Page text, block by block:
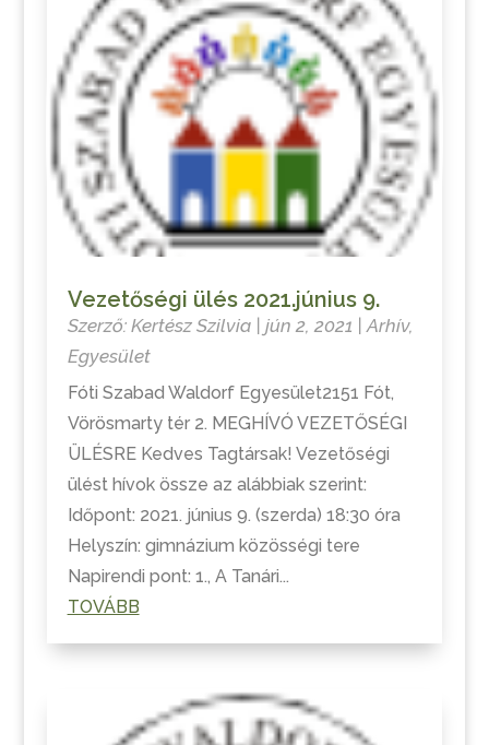
Vezetőségi ülés 2021.június 9.
Szerző: Kertész Szilvia| jún 2, 2021 |Arhív,
Egyesület
Fóti Szabad Waldorf Egyesület2151 Fót,
Vörösmarty tér 2. MEGHÍVÓ VEZETŐSÉGI
ÜLÉSRE Kedves Tagtársak! Vezetőségi
ülést hívok össze az alábbiak szerint:
Időpont: 2021. június 9. (szerda) 18:30 óra
Helyszín: gimnázium közösségi tere
Napirendi pont: 1., A Tanári...
TOVÁBB